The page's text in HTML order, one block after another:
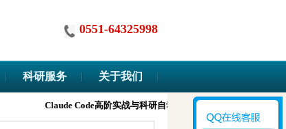
0551-64325998
科研服务 关于我们
Claude Code高阶实战与科研自动化工作流构建培训班